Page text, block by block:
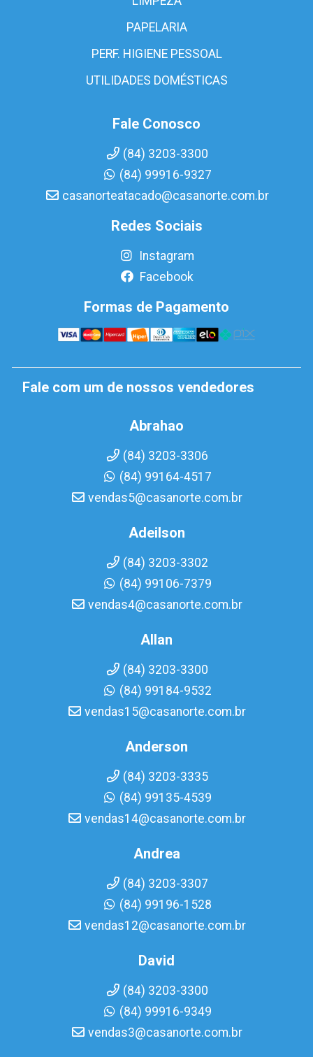
PAPELARIA
PERF. HIGIENE PESSOAL
UTILIDADES DOMÉSTICAS
Fale Conosco
(84) 3203-3300
(84) 99916-9327
casanorteatacado@casanorte.com.br
Redes Sociais
Instagram
Facebook
Formas de Pagamento
Fale com um de nossos vendedores
Abrahao
(84) 3203-3306
(84) 99164-4517
vendas5@casanorte.com.br
Adeilson
(84) 3203-3302
(84) 99106-7379
vendas4@casanorte.com.br
Allan
(84) 3203-3300
(84) 99184-9532
vendas15@casanorte.com.br
Anderson
(84) 3203-3335
(84) 99135-4539
vendas14@casanorte.com.br
Andrea
(84) 3203-3307
(84) 99196-1528
vendas12@casanorte.com.br
David
(84) 3203-3300
(84) 99916-9349
vendas3@casanorte.com.br